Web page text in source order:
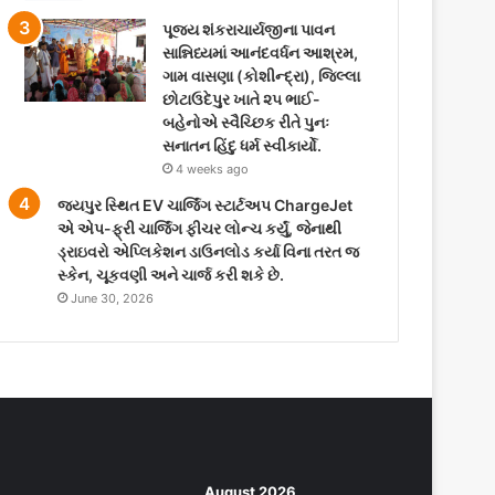
પૂજ્ય શંકરાચાર્યજીના પાવન
સાન્નિધ્યમાં આનંદવર્ધન આશ્રમ,
ગામ વાસણા (કોશીન્દ્રા), જિલ્લા
છોટાઉદેપુર ખાતે ૨૫ ભાઈ-
બહેનોએ સ્વૈચ્છિક રીતે પુનઃ
સનાતન હિંદુ ધર્મ સ્વીકાર્યો.
4 weeks ago
જયપુર સ્થિત EV ચાર્જિંગ સ્ટાર્ટઅપ ChargeJet
એ એપ-ફ્રી ચાર્જિંગ ફીચર લોન્ચ કર્યું, જેનાથી
ડ્રાઇવરો એપ્લિકેશન ડાઉનલોડ કર્યા વિના તરત જ
સ્કેન, ચૂકવણી અને ચાર્જ કરી શકે છે.
June 30, 2026